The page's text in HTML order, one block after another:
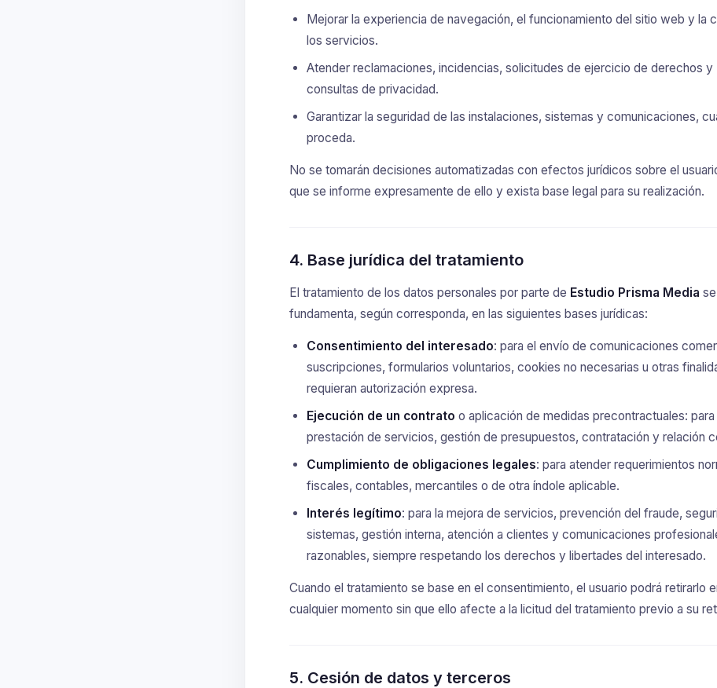
Mejorar la experiencia de navegación, el funcionamiento del sitio web y la
los servicios.
Atender reclamaciones, incidencias, solicitudes de ejercicio de derechos y
consultas de privacidad.
Garantizar la seguridad de las instalaciones, sistemas y comunicaciones,
proceda.
No se tomarán decisiones automatizadas con efectos jurídicos sobre el
que se informe expresamente de ello y exista base legal para su realización.
4. Base jurídica del tratamiento
El tratamiento de los datos personales por parte de Estudio Prisma Media se
fundamenta, según corresponda, en las siguientes bases jurídicas:
Consentimiento del interesado: para el envío de comunicaciones
suscripciones, formularios voluntarios, cookies no necesarias u otras
requieran autorización expresa.
Ejecución de un contrato o aplicación de medidas precontractuales: para
prestación de servicios, gestión de presupuestos, contratación y relación
Cumplimiento de obligaciones legales: para atender requerimientos
fiscales, contables, mercantiles o de otra índole aplicable.
Interés legítimo: para la mejora de servicios, prevención del fraude,
sistemas, gestión interna, atención a clientes y comunicaciones
razonables, siempre respetando los derechos y libertades del interesado.
Cuando el tratamiento se base en el consentimiento, el usuario podrá retirarlo
cualquier momento sin que ello afecte a la licitud del tratamiento previo a su
5. Cesión de datos y terceros